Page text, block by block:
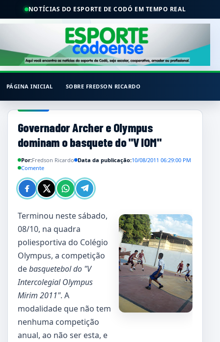
NOTÍCIAS DO ESPORTE DE CODÓ EM TEMPO REAL
PÁGINA INICIAL SOBRE FREDSON RICARDO
Governador Archer e Olympus
dominam o basquete do "V IOM"
Por:Fredson Ricardo Data da publicação:10/08/2011 06:29:00 PM
Comente
Terminou neste sábado,
08/10, na quadra
poliesportiva do Colégio
Olympus, a competição
debasquetebol do "V
Intercolegial Olympus
Mirim 2011". A
modalidade que não tem
nenhuma competição
anual, ao não ser esta, e